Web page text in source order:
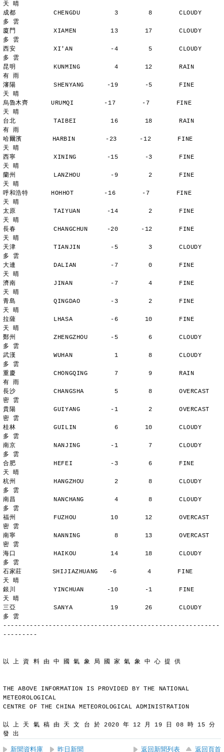
天 晴
成都          CHENGDU         3        8       CLOUDY
多 雲
廈門          XIAMEN         13       17       CLOUDY
多 雲
西安          XI'AN          -4        5       CLOUDY
多 雲
昆明          KUNMING         4       12       RAIN
有 雨
瀋陽          SHENYANG      -19       -5       FINE
天 晴
烏魯木齊      URUMQI        -17       -7       FINE
天 晴
台北          TAIBEI         16       18       RAIN
有 雨
哈爾濱        HARBIN        -23      -12       FINE
天 晴
西寧          XINING        -15       -3       FINE
天 晴
蘭州          LANZHOU        -9        2       FINE
天 晴
呼和浩特      HOHHOT        -16       -7       FINE
天 晴
太原          TAIYUAN       -14        2       FINE
天 晴
長春          CHANGCHUN     -20      -12       FINE
天 晴
天津          TIANJIN        -5        3       CLOUDY
多 雲
大連          DALIAN         -7        0       FINE
天 晴
濟南          JINAN          -7        4       FINE
天 晴
青島          QINGDAO        -3        2       FINE
天 晴
拉薩          LHASA          -6       10       FINE
天 晴
鄭州          ZHENGZHOU      -5        6       CLOUDY
多 雲
武漢          WUHAN           1        8       CLOUDY
多 雲
重慶          CHONGQING       7        9       RAIN
有 雨
長沙          CHANGSHA        5        8       OVERCAST
密 雲
貴陽          GUIYANG        -1        2       OVERCAST
密 雲
桂林          GUILIN          6       10       CLOUDY
多 雲
南京          NANJING        -1        7       CLOUDY
多 雲
合肥          HEFEI          -3        6       FINE
天 晴
杭州          HANGZHOU        2        8       CLOUDY
多 雲
南昌          NANCHANG        4        8       CLOUDY
多 雲
福州          FUZHOU         10       12       OVERCAST
密 雲
南寧          NANNING         8       13       OVERCAST
密 雲
海口          HAIKOU         14       18       CLOUDY
多 雲
石家莊        SHIJIAZHUANG   -6        4       FINE
天 晴
銀川          YINCHUAN      -10       -1       FINE
天 晴
三亞          SANYA          19       26       CLOUDY
多 雲
---------------------------------------------------------
---------
以 上 資 料 由 中 國 氣 象 局 國 家 氣 象 中 心 提 供
THE ABOVE INFORMATION IS PROVIDED BY THE NATIONAL
METEOROLOGICAL
CENTRE OF THE CHINA METEOROLOGICAL ADMINISTRATION
以 上 天 氣 稿 由 天 文 台 於 2020 年 12 月 19 日 08 時 15 分
發 出
新聞資料庫 昨日新聞 返回新聞列表 返回頁首